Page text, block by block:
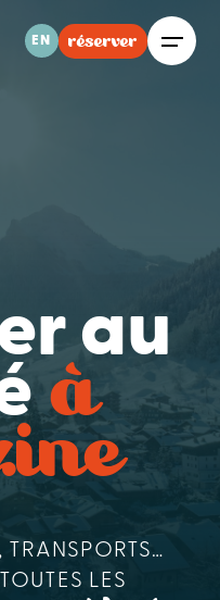
EN réserver
au
à
TRANSPORTS…
LES